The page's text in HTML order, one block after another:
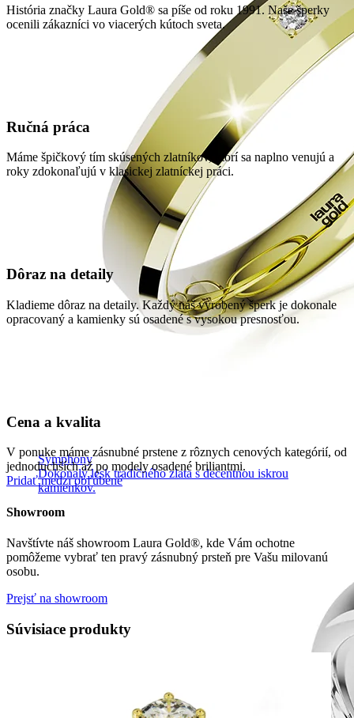
Symphony
Dokonalý lesk tradičného zlata s decentnou iskrou
kamienkov.
História značky Laura Gold® sa píše od roku 1991. Naše šperky
ocenili zákazníci vo viacerých kútoch sveta.
Ručná práca
Máme špičkový tím skúsených zlatníkov, ktorí sa naplno venujú a
roky zdokonaľujú v klasickej zlatníckej práci.
Dôraz na detaily
Kladieme dôraz na detaily. Každý náš vyrobený šperk je dokonale
opracovaný a kamienky sú osadené s vysokou presnosťou.
Cena a kvalita
V ponuke máme zásnubné prstene z rôznych cenových kategórií, od
jednoduchších až po modely osadené briliantmi.
Pridať medzi obľúbené
Showroom
Navštívte náš showroom Laura Gold®, kde Vám ochotne
pomôžeme vybrať ten pravý zásnubný prsteň pre Vašu milovanú
osobu.
Prejsť na showroom
Súvisiace produkty